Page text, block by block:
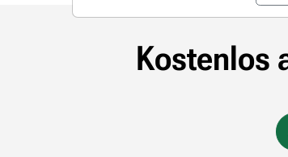
Kostenlos